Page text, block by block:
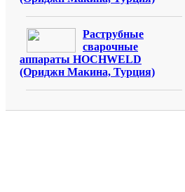
Раструбные
сварочные
аппараты HOCHWELD
(Ориджн Макина, Турция)